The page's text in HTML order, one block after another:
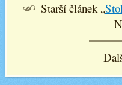
Starší článek „